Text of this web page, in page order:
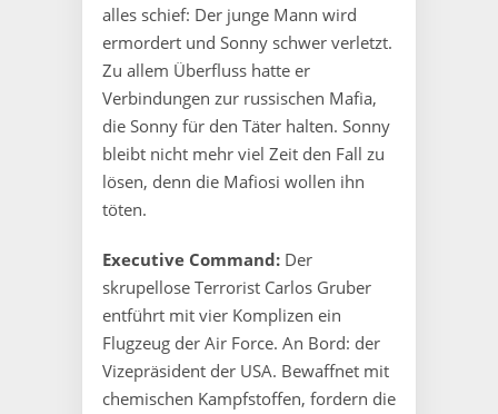
alles schief: Der junge Mann wird
ermordert und Sonny schwer verletzt.
Zu allem Überfluss hatte er
Verbindungen zur russischen Mafia,
die Sonny für den Täter halten. Sonny
bleibt nicht mehr viel Zeit den Fall zu
lösen, denn die Mafiosi wollen ihn
töten.
Executive Command: Der
skrupellose Terrorist Carlos Gruber
entführt mit vier Komplizen ein
Flugzeug der Air Force. An Bord: der
Vizepräsident der USA. Bewaffnet mit
chemischen Kampfstoffen, fordern die